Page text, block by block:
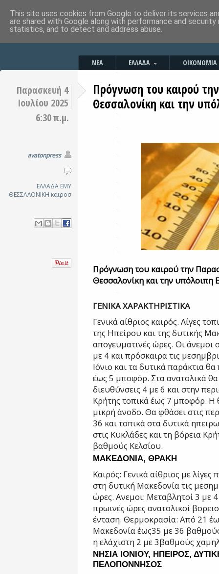
ΝΕΑ ΕΛΛΑΔΑ ΟΙΚΟΝΟΜΙΑ
Παρασκευή 4
Ιουλίου 2025
6:30 π.μ.
avatonpress
ΕΛΛΑΔΑ ΕΜΥ
ΘΕΣΣΑΛΟΝΙΚΗ καιροσ
Πρόγνωση του καιρού
Θεσσαλονίκη και την
Πρόγνωση του καιρού την
Θεσσαλονίκη και την υπόλοιπη
ΓΕΝΙΚΑ ΧΑΡΑΚΤΗΡΙΣΤΙΚΑ
Γενικά αίθριος καιρός. Λίγες
της Ηπείρου και της δυτικής
απογευματινές ώρες. Οι άνεμοι
με 4 και πρόσκαιρα τις
Ιόνιο και τα δυτικά παράκτιαθα
έως 5 μποφόρ. Στα ανατολικά
διευθύνσεις 4 με 6 και στην
Κρήτης τοπικά έως 7 μποφόρ. Η
μικρή άνοδο. Θα φθάσει στις
36 και τοπικά στα δυτικά
στις Κυκλάδες και τη βόρεια
βαθμούς Κελσίου.
ΜΑΚΕΔΟΝΙΑ, ΘΡΑΚΗ
Καιρός: Γενικά αίθριος με
στηδυτική Μακεδονία τις
ώρες. Ανεμοι: Μεταβλητοί 3 με
πρωινές ώρες ανατολικοί
ένταση. Θερμοκρασία: Από 21
Μακεδονία έως35 με 36
η ελάχιστη 2 με 3βαθμούς
ΝΗΣΙΑ ΙΟΝΙΟΥ, ΗΠΕΙΡΟΣ,
ΠΕΛΟΠΟΝΝΗΣΟΣ
This site uses cookies from Google to deliver its services
are shared with Google along with performance and
statistics, and to detect and address abuse.